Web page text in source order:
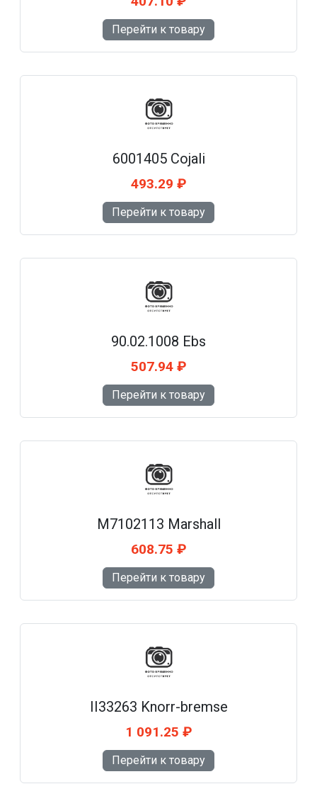
Перейти к товару
6001405 Cojali
493.29 ₽
Перейти к товару
90.02.1008 Ebs
507.94 ₽
Перейти к товару
M7102113 Marshall
608.75 ₽
Перейти к товару
II33263 Knorr-bremse
1 091.25 ₽
Перейти к товару